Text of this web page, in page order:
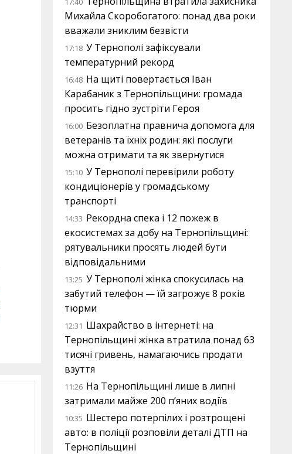
Михайла Скоробогатого: понад два роки
вважали зниклим безвісти
17:18 У Тернополі зафіксували
температурний рекорд
16:48 На щиті повертається Іван
Карабаник з Тернопільщини: громада
просить гідно зустріти Героя
16:00 Безоплатна правнича допомога для
ветеранів та їхніх родин: які послуги
можна отримати та як звернутися
15:10 У Тернополі перевірили роботу
кондиціонерів у громадському
транспорті
14:33 Рекордна спека і 12 пожеж в
екосистемах за добу на Тернопільщині:
рятувальники просять людей бути
відповідальними
13:25 У Тернополі жінка спокусилась на
забутий телефон — їй загрожує 8 років
тюрми
12:31 Шахрайство в інтернеті: на
Тернопільщині жінка втратила понад 63
тисячі гривень, намагаючись продати
взуття
11:26 На Тернопільщині лише в липні
затримали майже 200 п’яних водіїв
10:35 Шестеро потерпілих і розтрощені
авто: в поліції розповіли деталі ДТП на
Тернопільщині